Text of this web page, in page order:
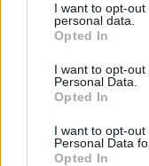
I want to opt-
personal data.
Opted In
I want to opt-
Personal Data.
Opted In
I want to opt-
Personal Data
Opted In